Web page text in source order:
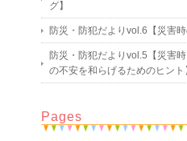
グ】
防災・防犯だよりvol.6【災害時
防災・防犯だよりvol.5【災害
の不安を和らげるためのヒント
Pages